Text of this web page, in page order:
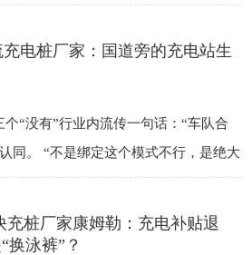
开的路径——蚂蚁重卡站，正在闷声赚
电桩厂家：国道旁的充电站生
“没有”行业内流传一句话：“车队合
同。 “不是绑定这个模式不行，是绝大
有保底、没有违约、没有对等。” 一
充桩厂家康姆勒：充电补贴退
换泳裤”？